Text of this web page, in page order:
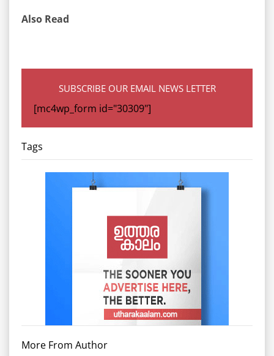
Also Read
SUBSCRIBE OUR EMAIL NEWS LETTER
[mc4wp_form id="30309"]
Tags
More From Author